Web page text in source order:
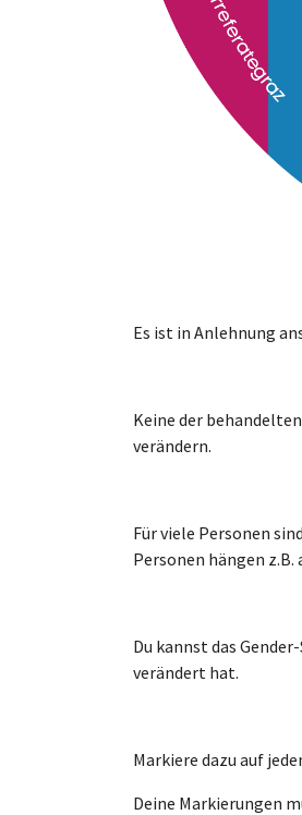
Es ist in Anlehnung
Keine der
verändern.
Für viele Personen
Personen hängen
Du kannst das Gender
verändert hat.
Markiere dazu auf
Deine Markierungen